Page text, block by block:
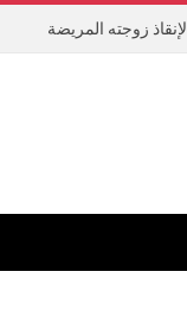
زوجته المريضة